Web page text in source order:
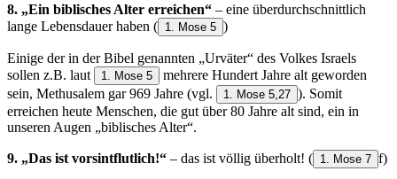
8. „Ein biblisches Alter erreichen“ – eine überdurchschnittlich
lange Lebensdauer haben ( 1. Mose 5 )
Einige der in der Bibel genannten „Urväter“ des Volkes Israels
sollen z.B. laut
1. Mose 5
mehrere Hundert Jahre alt geworden
sein, Methusalem gar 969 Jahre (vgl.
1. Mose 5,27 ). Somit
erreichen heute Menschen, die gut über 80 Jahre alt sind, ein in
unseren Augen „biblisches Alter“.
9. „Das ist vorsintflutlich!“ – das ist völlig überholt! ( 1. Mose 7 f)